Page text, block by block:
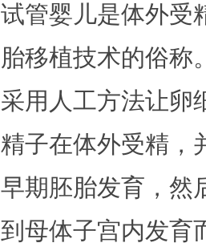
试管婴儿是体外受
胎移植技术的俗称
采用人工方法让卵
精子在体外受精，
早期胚胎发育，然
到母体子宫内发育